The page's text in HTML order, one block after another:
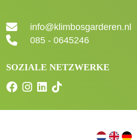
info@klimbosgarderen.nl
085 - 0645246
SOZIALE NETZWERKE